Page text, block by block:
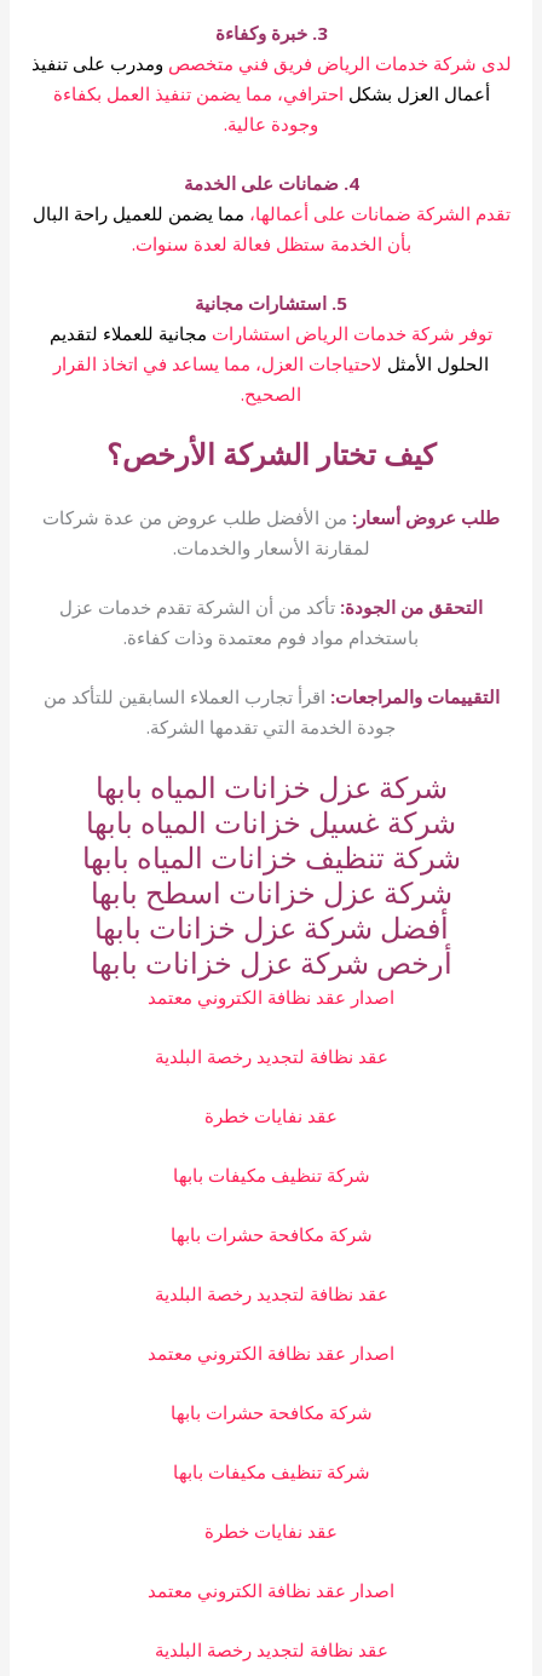
3. خبرة وكفاءة
لدى شركة خدمات الرياض فريق فني متخصص ومدرب على تنفيذ
أعمال العزل بشكل احترافي، مما يضمن تنفيذ العمل بكفاءة
وجودة عالية.
4. ضمانات على الخدمة
تقدم الشركة ضمانات على أعمالها، مما يضمن للعميل راحة البال
بأن الخدمة ستظل فعالة لعدة سنوات.
5. استشارات مجانية
توفر شركة خدمات الرياض استشارات مجانية للعملاء لتقديم
الحلول الأمثل لاحتياجات العزل، مما يساعد في اتخاذ القرار
الصحيح.
كيف تختار الشركة الأرخص؟
طلب عروض أسعار: من الأفضل طلب عروض من عدة شركات
لمقارنة الأسعار والخدمات.
التحقق من الجودة: تأكد من أن الشركة تقدم خدمات عزل
باستخدام مواد فوم معتمدة وذات كفاءة.
التقييمات والمراجعات: اقرأ تجارب العملاء السابقين للتأكد من
جودة الخدمة التي تقدمها الشركة.
شركة عزل خزانات المياه بابها
شركة غسيل خزانات المياه بابها
شركة تنظيف خزانات المياه بابها
شركة عزل خزانات اسطح بابها
أفضل شركة عزل خزانات بابها
أرخص شركة عزل خزانات بابها
اصدار عقد نظافة الكتروني معتمد
عقد نظافة لتجديد رخصة البلدية
عقد نفايات خطرة
شركة تنظيف مكيفات بابها
شركة مكافحة حشرات بابها
عقد نظافة لتجديد رخصة البلدية
اصدار عقد نظافة الكتروني معتمد
شركة مكافحة حشرات بابها
شركة تنظيف مكيفات بابها
عقد نفايات خطرة
اصدار عقد نظافة الكتروني معتمد
عقد نظافة لتجديد رخصة البلدية